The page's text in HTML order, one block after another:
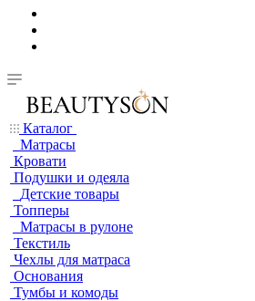
Каталог
Матрасы
Кровати
Подушки и одеяла
Детские товары
Топперы
Матрасы в рулоне
Текстиль
Чехлы для матраса
Основания
Тумбы и комоды